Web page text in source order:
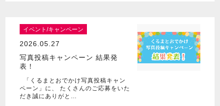
イベント/キャンペーン
2026.05.27
写真投稿キャンペーン 結果発
表！
「くるまとおでかけ写真投稿キャン
ペーン」に、 たくさんのご応募をいた
だき誠にありがと…